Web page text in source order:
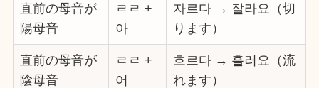
直前の母音が
陽母音
ㄹㄹ +
아
자르다 → 잘라요（切
ります）
直前の母音が
陰母音
ㄹㄹ +
어
흐르다 → 흘러요（流
れます）